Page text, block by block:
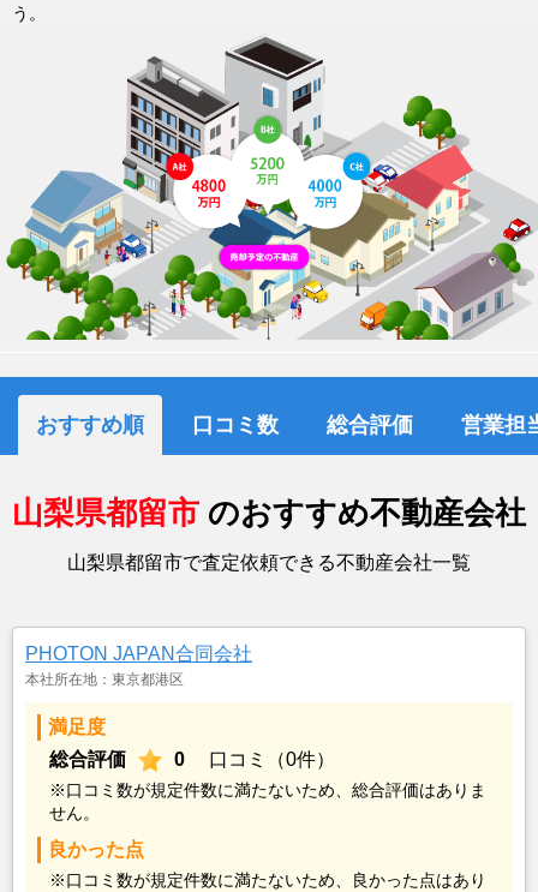
う。
おすすめ順 口コミ数 総合評価 営業担
山梨県都留市 のおすすめ不動産会社
山梨県都留市で査定依頼できる不動産会社一覧
PHOTON JAPAN合同会社
本社所在地：東京都港区
満足度
総合評価
0 口コミ（0件）
※口コミ数が規定件数に満たないため、総合評価はありま
せん。
良かった点
※口コミ数が規定件数に満たないため、良かった点はあり